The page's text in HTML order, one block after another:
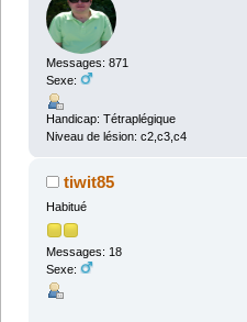
Messages: 871
Sexe:
Handicap: Tétraplégique
Niveau de lésion: c2,c3,c4
tiwit85
Habitué
Messages: 18
Sexe: